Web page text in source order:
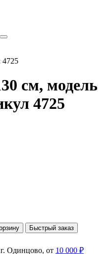
4725
см, модель
4725
Быстрый заказ
Одинцово, от 10 000 ₽